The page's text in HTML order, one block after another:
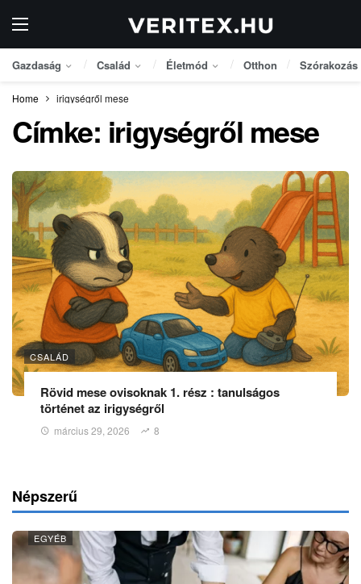
Gazdaság Család Életmód Otthon Szórakozás
Home irigységről mese
Címke: irigységről mese
CSALÁD
Rövid mese ovisoknak 1. rész : tanulságos
történet az irigységről
március 29, 2026 8
Népszerű
EGYÉB